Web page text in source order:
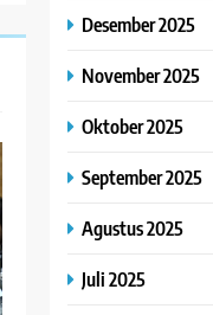
Desember 2025
November 2025
Oktober 2025
September 2025
Agustus 2025
Juli 2025